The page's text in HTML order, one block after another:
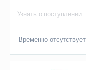
Узнать о поступлении
Временно отсутствует